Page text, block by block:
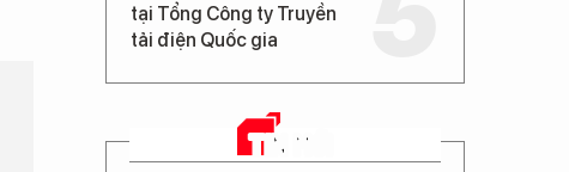
tại Tổng Công ty Truyền
tải điện Quốc gia
TIN MỚI